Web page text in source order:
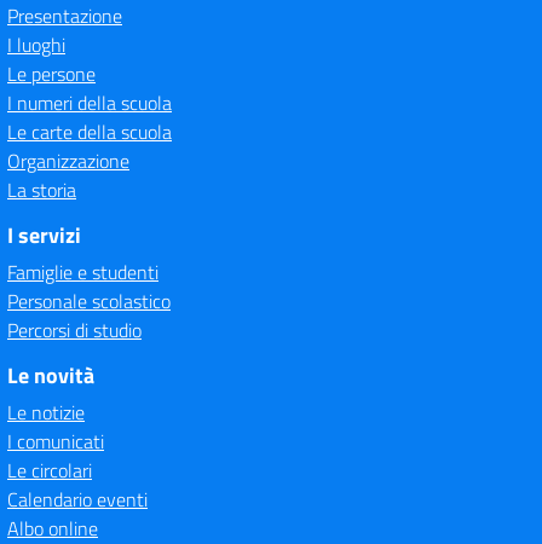
Presentazione
I luoghi
Le persone
I numeri della scuola
Le carte della scuola
Organizzazione
La storia
I servizi
Famiglie e studenti
Personale scolastico
Percorsi di studio
Le novità
Le notizie
I comunicati
Le circolari
Calendario eventi
Albo online